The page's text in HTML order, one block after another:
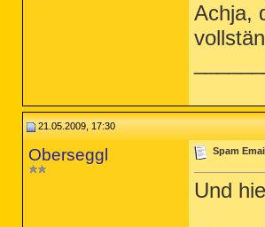
Achja,
21.05.2009, 17:30
Oberseggl Spam
Und